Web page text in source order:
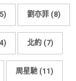
劉亦菲 (8)
北約 (7)
周星馳 (11)